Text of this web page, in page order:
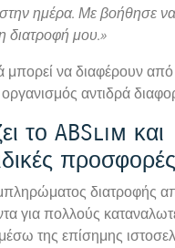
στην ημέρα. Με βοήθησε
διατροφή μου.»
μπορεί να διαφέρουν
αντιδρά
το ABSlim και
προσφορές
διατροφής
για πολλούς
της επίσημης